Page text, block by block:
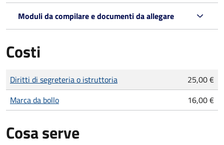
Moduli da compilare e documenti da allegare
Costi
Tipo di pagamento
Importo
Diritti di segreteria o istruttoria
25,00 €
Marca da bollo
16,00 €
Cosa serve